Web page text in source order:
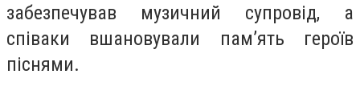
забезпечував музичний супровід, а
співаки вшановували пам’ять героїв
піснями.